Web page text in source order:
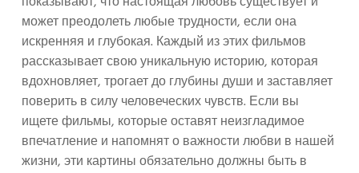
может преодолеть любые трудности, если она
искренняя и глубокая. Каждый из этих фильмов
рассказывает свою уникальную историю, которая
вдохновляет, трогает до глубины души и заставляет
поверить в силу человеческих чувств. Если вы
ищете фильмы, которые оставят неизгладимое
впечатление и напомнят о важности любви в нашей
жизни, эти картины обязательно должны быть в